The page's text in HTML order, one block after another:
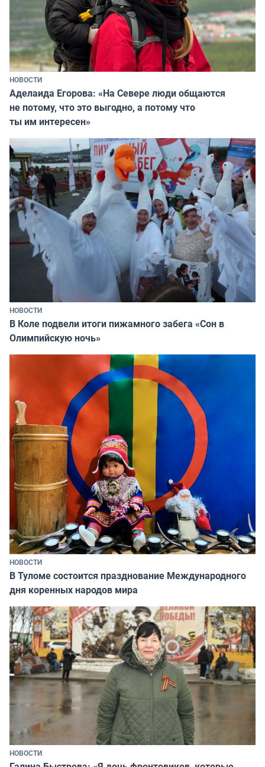
НОВОСТИ
Аделаида Егорова: «На Севере люди общаются
не потому, что это выгодно, а потому что
ты им интересен»
НОВОСТИ
В Коле подвели итоги пижамного забега «Сон в
Олимпийскую ночь»
НОВОСТИ
В Туломе состоится празднование Международного
дня коренных народов мира
НОВОСТИ